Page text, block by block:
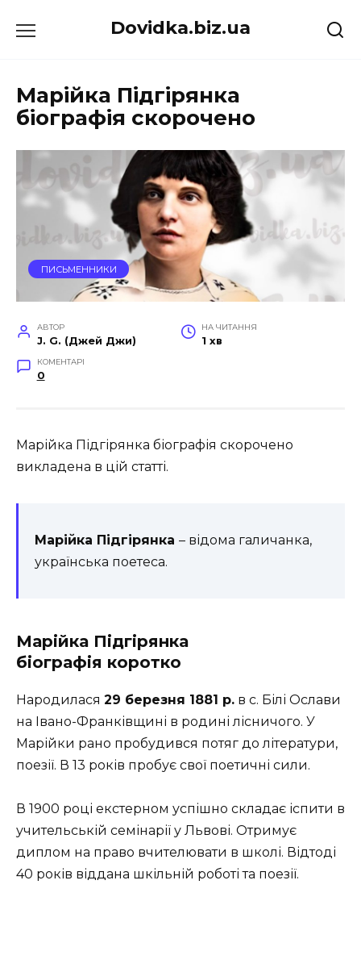
до
Dovidka.biz.ua
Марійка Підгірянка
біографія скорочено
ПИСЬМЕННИКИ
АВТОР
J. G. (Джей Джи)
НА ЧИТАННЯ
1 хв
КОМЕНТАРІ
0
Марійка Підгірянка біографія скорочено
викладена в цій статті.
Марійка Підгірянка – відома галичанка,
українська поетеса.
Марійка Підгірянка
біографія коротко
Народилася 29 березня 1881 р. в с. Білі Ослави
на Івано-Франківщині в родині лісничого. У
Марійки рано пробудився потяг до літератури,
поезії. В 13 років пробує свої поетичні сили.
В 1900 році екстерном успішно складає іспити в
учительській семінарії у Львові. Отримує
диплом на право вчителювати в школі. Відтоді
40 років віддана шкільній роботі та поезії.